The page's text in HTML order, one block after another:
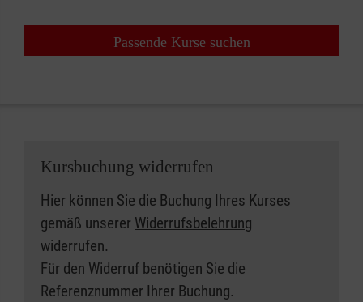
Passende Kurse suchen
Kursbuchung widerrufen
Hier können Sie die Buchung Ihres Kurses
gemäß unserer Widerrufsbelehrung
widerrufen.
Für den Widerruf benötigen Sie die
Referenznummer Ihrer Buchung.